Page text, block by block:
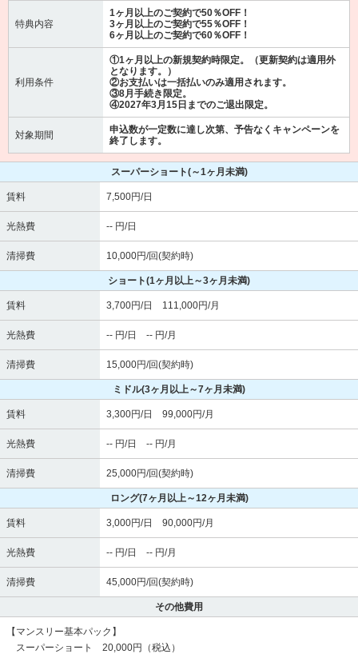
特典内容
1ヶ月以上のご契約で50％OFF！
3ヶ月以上のご契約で55％OFF！
6ヶ月以上のご契約で60％OFF！
利用条件
①1ヶ月以上の新規契約時限定。（更新契約は適用外
となります。）
②お支払いは一括払いのみ適用されます。
③8月手続き限定。
④2027年3月15日までのご退出限定。
対象期間
申込数が一定数に達し次第、予告なくキャンペーンを
終了します。
スーパーショート(～1ヶ月未満)
賃料 7,500円/日
光熱費 -- 円/日
清掃費 10,000円/回(契約時)
ショート(1ヶ月以上～3ヶ月未満)
賃料 3,700円/日 111,000円/月
光熱費 -- 円/日 -- 円/月
清掃費 15,000円/回(契約時)
ミドル(3ヶ月以上～7ヶ月未満)
賃料 3,300円/日 99,000円/月
光熱費 -- 円/日 -- 円/月
清掃費 25,000円/回(契約時)
ロング(7ヶ月以上～12ヶ月未満)
賃料 3,000円/日 90,000円/月
光熱費 -- 円/日 -- 円/月
清掃費 45,000円/回(契約時)
その他費用
【マンスリー基本パック】
スーパーショート 20,000円（税込）